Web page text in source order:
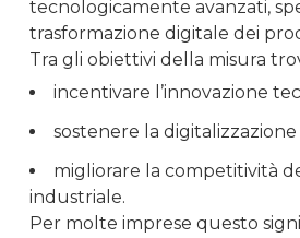
tecnologicamente avanzati,
trasformazione digitale dei
Tra gli obiettivi della misura
incentivare l’innovazione
sostenere la
migliorare la competitività
industriale.
Per molte imprese questo